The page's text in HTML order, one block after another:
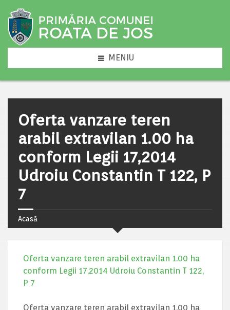
MENIU
Oferta vanzare teren
arabil extravilan 1.00 ha
conform Legii 17,2014
Udroiu Constantin T 122, P
7
Acasă
Oferta vanzare teren arabil extravilan 1.00 ha
conform Legii 17,2014 Udroiu Constantin T 122,
P 7
Oferta vanzare teren arabil extravilan 1.00 ha